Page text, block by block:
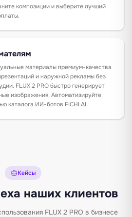
композиции и выберите лучший
материалы премиум-качества
и наружной рекламы без
FLUX 2 PRO быстро генерирует
изображения. Автоматизируйте
каталога ИИ-ботов FICHI.AI.
Кейсы
наших клиентов
FLUX 2 PRO в бизнесе